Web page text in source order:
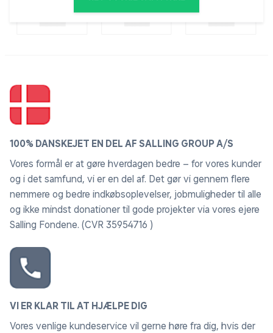
Dybde:
Maksimal belastning: 110 kg
Stolene er kun til privat brug.
100% DANSKEJET EN DEL AF SALLING GROUP A/S
Vores formål er at gøre hverdagen bedre – for vores kunder
og i det samfund, vi er en del af. Det gør vi gennem flere
nemmere og bedre indkøbsoplevelser, jobmuligheder til alle
og ikke mindst donationer til gode projekter via vores ejere
Salling Fondene. (CVR 35954716 )
VI ER KLAR TIL AT HJÆLPE DIG
Vores venlige kundeservice vil gerne høre fra dig, hvis der